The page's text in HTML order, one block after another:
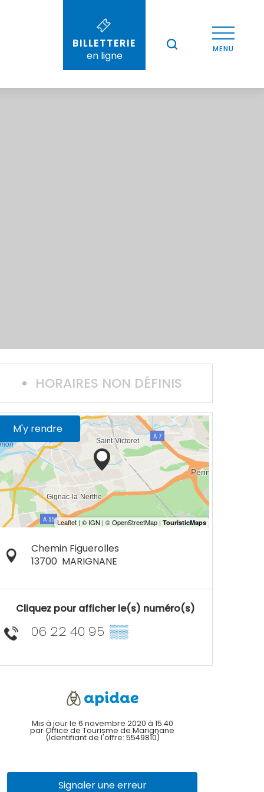
--°
BILLETTERIE
en ligne
MENU
HORAIRES NON DÉFINIS
M'y rendre
Chemin Figuerolles
13700 MARIGNANE
Cliquez pour afficher le(s) numéro(s)
06 22 40 95 ▒▒
Mis à jour le 6 novembre 2020 à 15:40
par Office de Tourisme de Marignane
(Identifiant de l'offre: 5549810)
Signaler une erreur